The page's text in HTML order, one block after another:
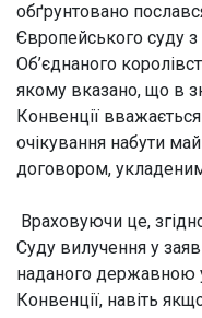
обґрунтовано
Європейського суду
Об’єднаного
якому вказано, що в
Конвенції
очікування набути
договором,
Враховуючи це,
Суду вилучення у
наданого державною
Конвенції, навіть